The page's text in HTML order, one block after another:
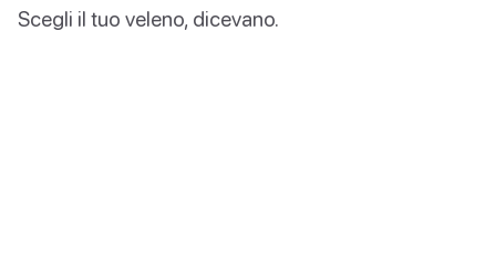
Scegli il tuo veleno, dicevano.